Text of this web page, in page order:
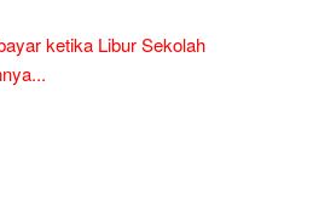
ketika Libur Sekolah